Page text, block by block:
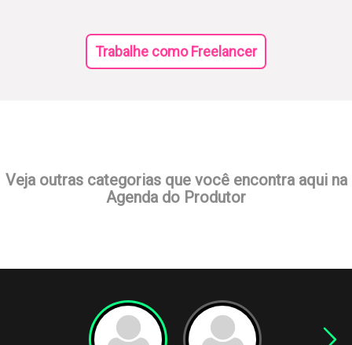
Trabalhe como Freelancer
Veja outras categorias que você encontra aqui na
Agenda do Produtor